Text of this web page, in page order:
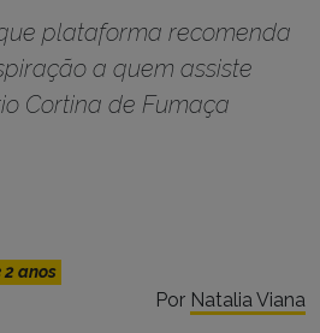
plataforma recomenda
a quem assiste
Cortina de Fumaça
2 anos
Por Natalia Viana